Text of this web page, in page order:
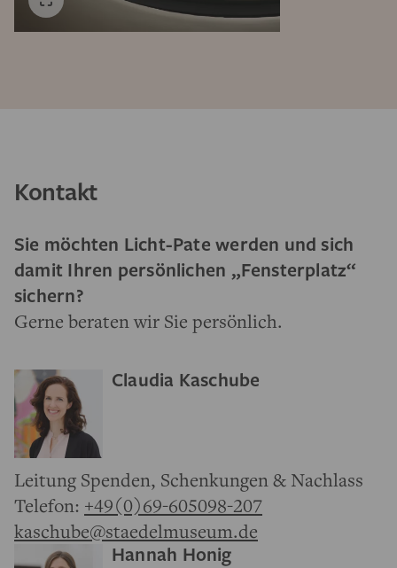
Kontakt
Sie möchten Licht-Pate werden und sich
damit Ihren persönlichen „Fensterplatz“
sichern?
Gerne beraten wir Sie persönlich.
Claudia Kaschube
Leitung Spenden, Schenkungen & Nachlass
Telefon: +49(0)69-605098-207
kaschube@staedelmuseum.de
Hannah Honig